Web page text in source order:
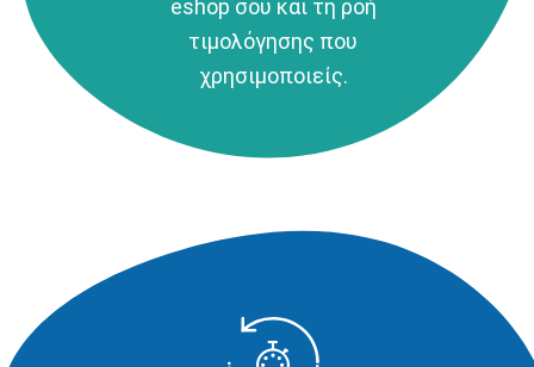
eshop σου και τη ροή
τιμολόγησης που
χρησιμοποιείς.